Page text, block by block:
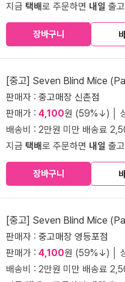
지금 택배로 주문하면 내일 출
장바구니
[중고] Seven Blind Mice
판매자 : 중고매장 신촌점
판매가 : 4,100원 (59%↓) │
배송비 : 2만원 미만 배송료
지금 택배로 주문하면 내일 출
장바구니
[중고] Seven Blind Mice
판매자 : 중고매장 영등포점
판매가 : 4,100원 (59%↓) │
배송비 : 2만원 미만 배송료